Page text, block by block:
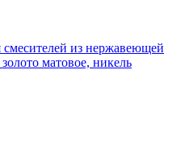
из нержавеющей
матовое, никель